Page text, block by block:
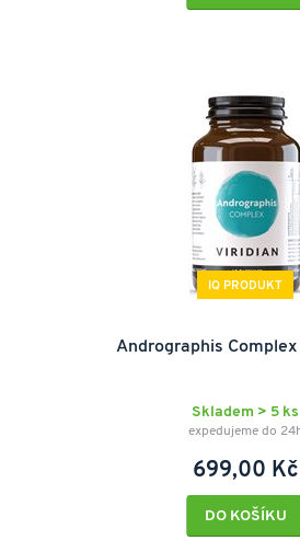
IQ PRODUKT
Andrographis
Skladem > 5 ks
expedujeme do
699,00 Kč
DO KOŠÍKU